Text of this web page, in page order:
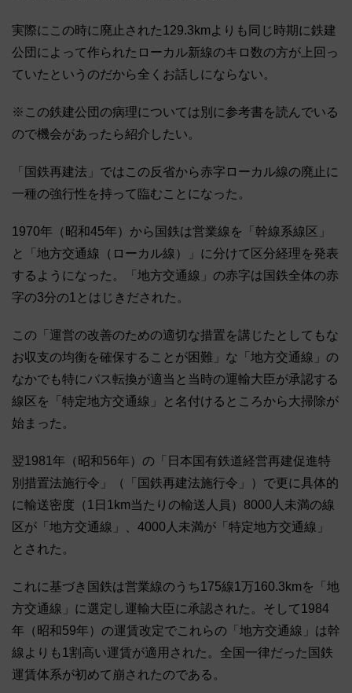
実際にこの時に廃止された129.3kmよりも同じ時期に鉄建
公団によって作られたローカル新線のキロ数の方が上回っ
ていたというのだから全くお話しにならない。
※この鉄建公団の病理については別に参考書を読んでいる
ので機会があったら紹介したい。
「国鉄再建法」ではこの反省から赤字ローカル線の廃止に
一種の強行性を持って臨むことになった。
1970年（昭和45年）から国鉄は営業線を「幹線系線区」
と「地方交通線（ローカル線）」に分けて区分経理を発表
するようになった。「地方交通線」の赤字は国鉄全体の赤
字の3分の1とはじきだされた。
この「運営の改善のための適切な措置を講じたとしてもな
お収支の均衡を確保することが困難」な「地方交通線」の
なかでも特にバス転換が適当と当時の運輸大臣が承認する
線区を「特定地方交通線」と名付けるところから大掃除が
始まった。
翌1981年（昭和56年）の「日本国有鉄道経営再建促進特
別措置法施行令」（「国鉄再建法施行令」）で更に具体的
に輸送密度（1日1km当たりの輸送人員）8000人未満の線
区が「地方交通線」、4000人未満が「特定地方交通線」
とされた。
これに基づき国鉄は営業線のうち175線1万160.3kmを「地
方交通線」に選定し運輸大臣に承認された。そして1984
年（昭和59年）の運賃改定でこれらの「地方交通線」は幹
線よりも1割高い運賃が適用された。全国一律だった国鉄
運賃体系が初めて崩されたのである。